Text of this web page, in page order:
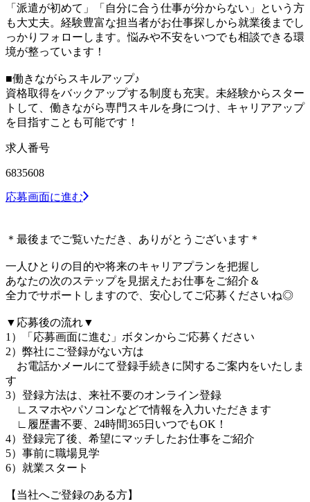
「派遣が初めて」「自分に合う仕事が分からない」という方
も大丈夫。経験豊富な担当者がお仕事探しから就業後までし
っかりフォローします。悩みや不安をいつでも相談できる環
境が整っています！
■働きながらスキルアップ♪
資格取得をバックアップする制度も充実。未経験からスター
トして、働きながら専門スキルを身につけ、キャリアアップ
を目指すことも可能です！
求人番号
6835608
応募画面に進む
＊最後までご覧いただき、ありがとうございます＊
一人ひとりの目的や将来のキャリアプランを把握し
あなたの次のステップを見据えたお仕事をご紹介＆
全力でサポートしますので、安心してご応募くださいね◎
▼応募後の流れ▼
1）「応募画面に進む」ボタンからご応募ください
2）弊社にご登録がない方は
お電話かメールにて登録手続きに関するご案内をいたしま
す
3）登録方法は、来社不要のオンライン登録
∟スマホやパソコンなどで情報を入力いただきます
∟履歴書不要、24時間365日いつでもOK！
4）登録完了後、希望にマッチしたお仕事をご紹介
5）事前に職場見学
6）就業スタート
【当社へご登録のある方】